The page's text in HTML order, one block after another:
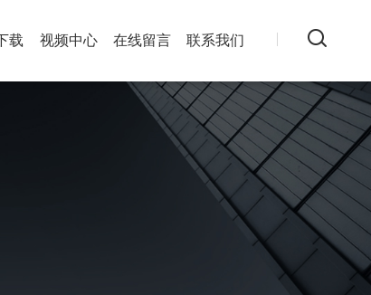
载 视频中心 在线留言 联系我们